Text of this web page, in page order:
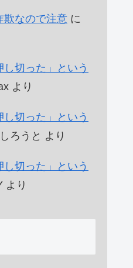
欺なので注意 に
切った」という
より
切った」という
ろうと より
切った」という
より